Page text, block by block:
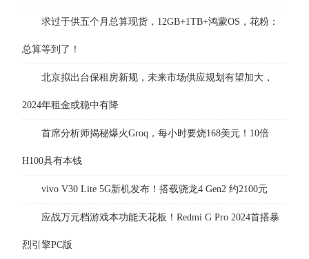
求过于供五个月总算现货，12GB+1TB+鸿蒙OS，花粉：
总算等到了！
北京拟出台保租房新规，未来市场供应规划有望加大，
2024年租金或稳中有降
首席分析师揭秘爆火Groq，每小时要烧168美元！10倍
H100具有本钱
vivo V30 Lite 5G新机发布！搭载骁龙4 Gen2 约2100元
应战万元档游戏本功能天花板！Redmi G Pro 2024首搭暴
烈引擎PC版